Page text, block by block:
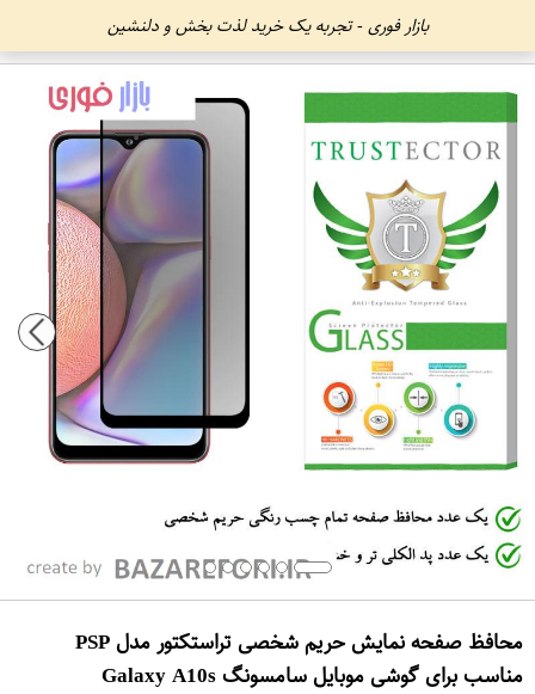
بازار فوری - تجربه یک خرید لذت بخش و دلنشین
محافظ صفحه نمایش حریم شخصی تراستکتور مدل PSP
مناسب برای گوشی موبایل سامسونگ Galaxy A10s